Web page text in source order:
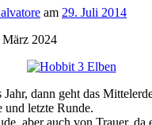
am 29. Juli 2014
März 2024
dann geht das
und letzte Runde.